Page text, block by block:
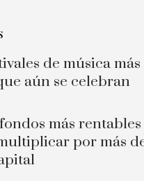
de música más
aún se celebran
más rentables
por más